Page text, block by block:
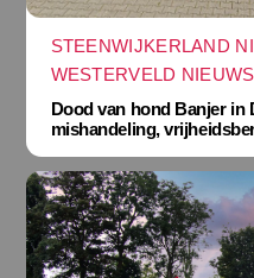
STEENWIJKERLAND
WESTERVELD NIEUWS
Dood van hond Banjer in
mishandeling,